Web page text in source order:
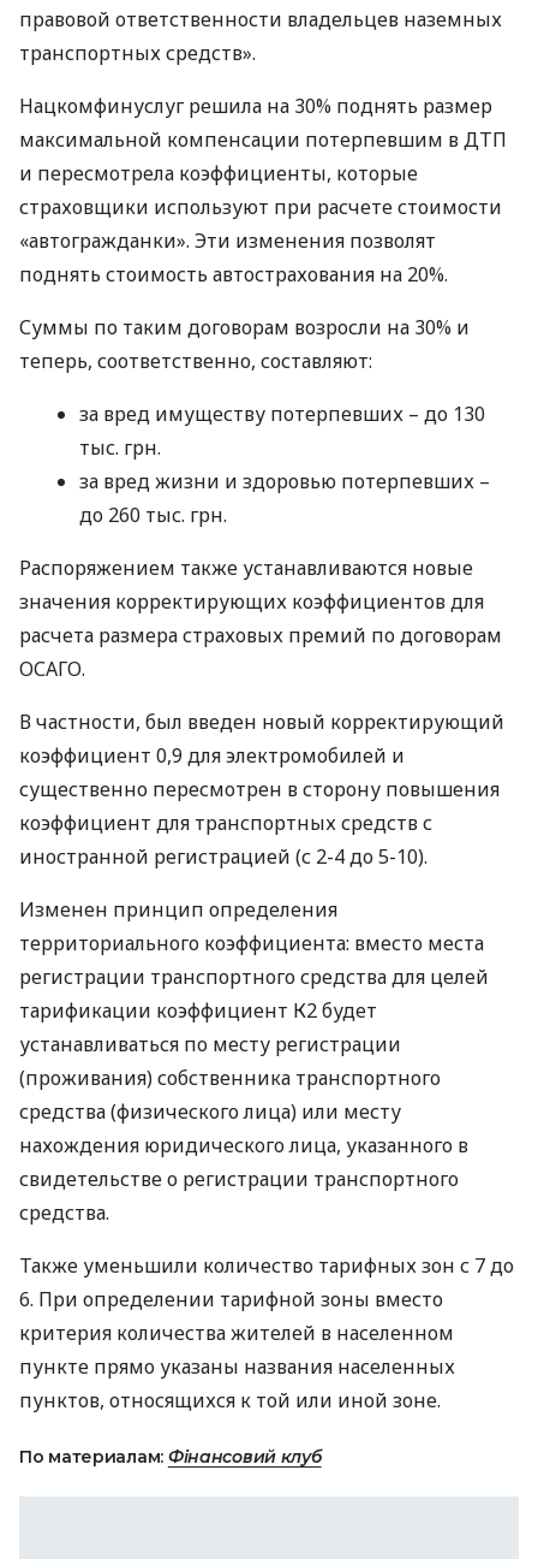
правовой ответственности владельцев наземных
транспортных средств».
Нацкомфинуслуг решила на 30% поднять размер
максимальной компенсации потерпевшим вДТП
и пересмотрела коэффициенты, которые
страховщики используют при расчете стоимости
«автогражданки». Эти изменения позволят
поднять стоимость автострахования на 20%.
Суммы по таким договорам возросли на 30% и
теперь, соответственно, составляют:
за вред имуществу потерпевших – до 130
тыс. грн.
за вред жизни и здоровью потерпевших –
до 260 тыс. грн.
Распоряжением также устанавливаются новые
значения корректирующих коэффициентов для
расчета размера страховых премий по договорам
ОСАГО.
В частности, был введен новый корректирующий
коэффициент 0,9 для электромобилей и
существенно пересмотрен в сторону повышения
коэффициент для транспортных средств с
иностранной регистрацией (с 2-4 до 5-10).
Изменен принцип определения
территориального коэффициента: вместо места
регистрации транспортного средства для целей
тарификации коэффициент К2 будет
устанавливаться по месту регистрации
(проживания) собственника транспортного
средства (физического лица) или месту
нахождения юридического лица, указанного в
свидетельстве о регистрации транспортного
средства.
Также уменьшили количество тарифных зон с 7 до
6. При определении тарифной зоны вместо
критерия количества жителей в населенном
пункте прямо указаны названия населенных
пунктов, относящихся к той или иной зоне.
По материалам: Фінансовий клуб